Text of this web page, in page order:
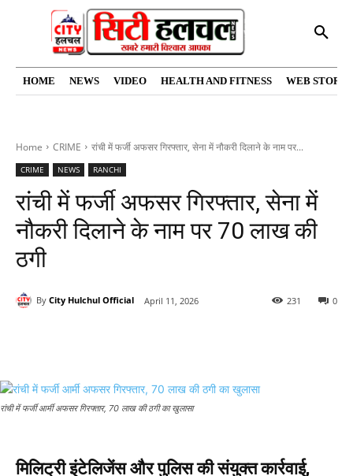
HOME NEWS VIDEO HEALTH AND FITNESS WEB
Home CRIME रांची में फर्जी अफसर गिरफ्तार, सेना में नौकरी दिलाने के नाम पर...
CRIME NEWS RANCHI
रांची में फर्जी अफसर गिरफ्तार, सेना में
नौकरी दिलाने के नाम पर 70 लाख की
ठगी
By City Hulchul Official April 11, 2026 0
231
रांची में फर्जी आर्मी अफसर गिरफ्तार, 70 लाख की ठगी का खुलासा
मिलिट्री इंटेलिजेंस और पुलिस की संयुक्त कार्रवाई,